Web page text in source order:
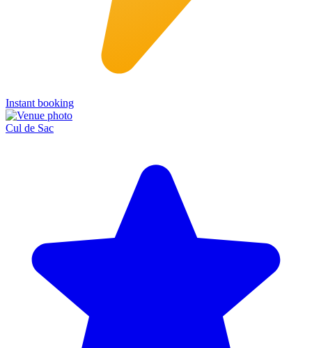
Instant booking
Cul de Sac